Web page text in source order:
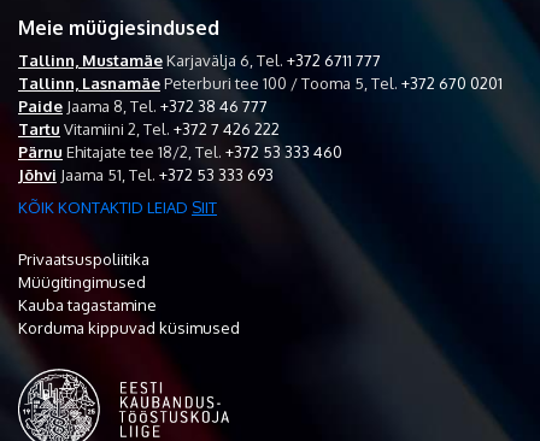
Meie müügiesindused
Tallinn, MustamäeKarjavälja 6, Tel. +372 6711 777
Tallinn, LasnamäePeterburi tee 100 / Tooma 5, Tel. +372 670 0201
Paide Jaama 8, Tel. +372 38 46 777
Tartu Vitamiini 2, Tel. +372 7 426 222
Pärnu Ehitajate tee 18/2, Tel. +372 53 333 460
Jõhvi Jaama 51, Tel. +372 53 333 693
KÕIK KONTAKTID LEIAD SIIT
Privaatsuspoliitika
Müügitingimused
Kauba tagastamine
Korduma kippuvad küsimused